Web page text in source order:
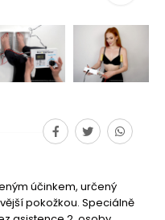
účinkem, určený
pokožkou. Speciálně